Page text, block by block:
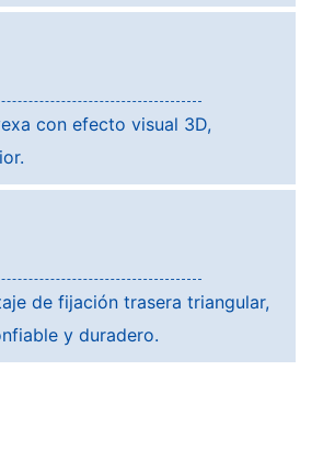
con efecto visual 3D,
de fijación trasera triangular,
y duradero.